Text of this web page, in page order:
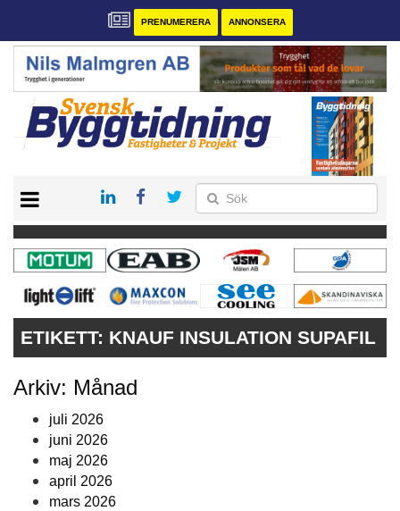
PRENUMERERA ANNONSERA
PRENUMERERA
VÅRA ANDRA MAGASIN
ANNONSERA
ETIKETT: KNAUF INSULATION SUPAFIL
Arkiv: Månad
juli 2026
juni 2026
maj 2026
april 2026
mars 2026